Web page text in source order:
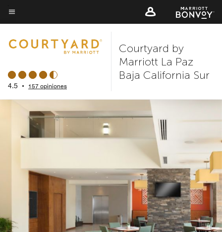
Skip
to
content
Texto del menú
4.5 • 157 opiniones
Courtyard by
Marriott La Paz
Baja California Sur